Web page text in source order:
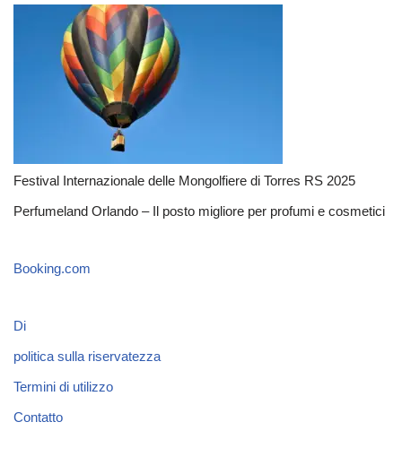
Festival Internazionale delle Mongolfiere di Torres RS 2025
Perfumeland Orlando – Il posto migliore per profumi e cosmetici
Booking.com
Di
politica sulla riservatezza
Termini di utilizzo
Contatto